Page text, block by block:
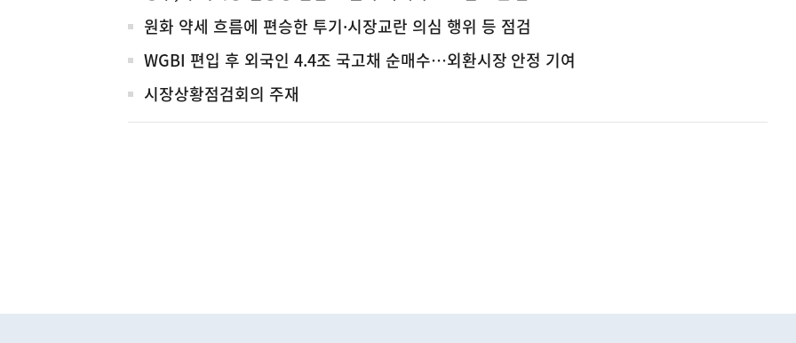
원화 약세 흐름에 편승한 투기·시장교란 의심 행위 등 점검
WGBI 편입 후 외국인 4.4조 국고채 순매수…외환시장 안정 기여
시장상황점검회의 주재